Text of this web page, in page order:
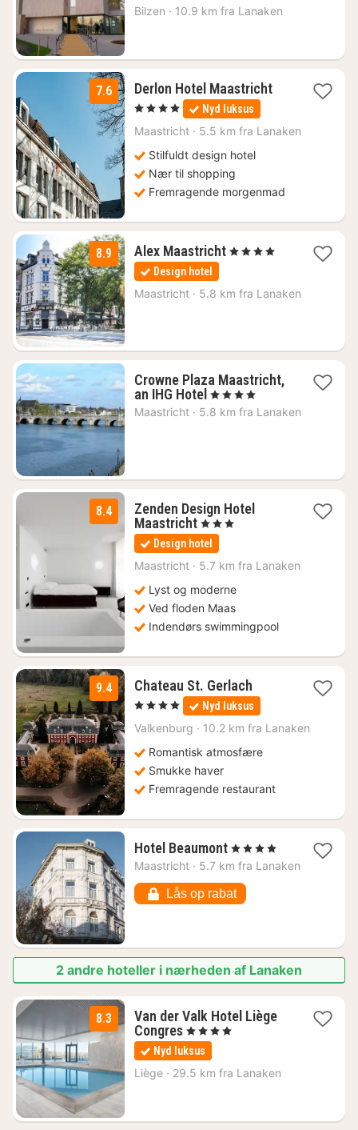
kr.
Bilzen · 10.9 km fra Lanaken
7.6 Derlon Hotel Maastricht1
1084
, 4 Stjerner Nyd luksus
Maastricht · 5.5 km fra Lanaken
Stilfuldt design hotel
Nær til shopping
Fremragende morgenmad
8.9 Alex Maastricht1
688
, 4 Stjerner
Design hotel
Maastricht · 5.8 km fra Lanaken
Crowne Plaza Maastricht,
an IHG Hotel 1
nat
, 4 Stjerner
Maastricht · 5.8 km fra Lanaken
8.4
Zenden Design Hotel
Maastricht1
nat
fra
578
, 3 Stjerner
Design hotel
Maastricht · 5.7 km fra Lanaken
Lyst og moderne
Ved floden Maas
Indendørs swimmingpool
9.4 Chateau St. Gerlach1
nat
fra
1585
, 4 Stjerner Nyd luksus
Valkenburg · 10.2 km fra Lanaken
Romantisk atmosfære
Smukke haver
Fremragende restaurant
Hotel Beaumont1
nat
862
kr.
, 4 Stjerner
Maastricht · 5.7 km fra Lanaken
Lås op rabat
2 andre hoteller i nærheden af Lanaken
8.3
Van der Valk Hotel Liège
Congres1
nat
fra
1032
, 4 Stjerner
Nyd luksus
Liège · 29.5 km fra Lanaken